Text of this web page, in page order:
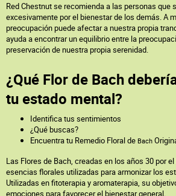
Red Chestnut se recomienda a las personas que
excesivamente por el bienestar de los demás. A
preocupación puede afectar a nuestra propia
ayuda a encontrar un equilibrio entre la
preservación de nuestra propia serenidad.
¿Qué Flor de Bach
tu estado mental?
Identifica tus sentimientos
¿Qué buscas?
Encuentra tu Remedio Floral de Bach
Las Flores de Bach, creadas en los años 30 por
esencias florales utilizadas para armonizar los
Utilizadas en fitoterapia y aromaterapia, su
emociones para favorecer el bienestar general.